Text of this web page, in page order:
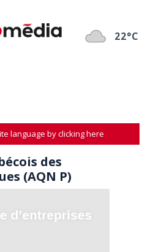
22°C
language by clicking here
des
(AQN P)